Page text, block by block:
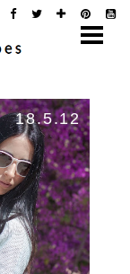
18.5.12